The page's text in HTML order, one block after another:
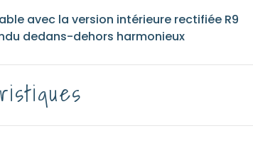
avec la version intérieure rectifiée R9
dedans-dehors harmonieux